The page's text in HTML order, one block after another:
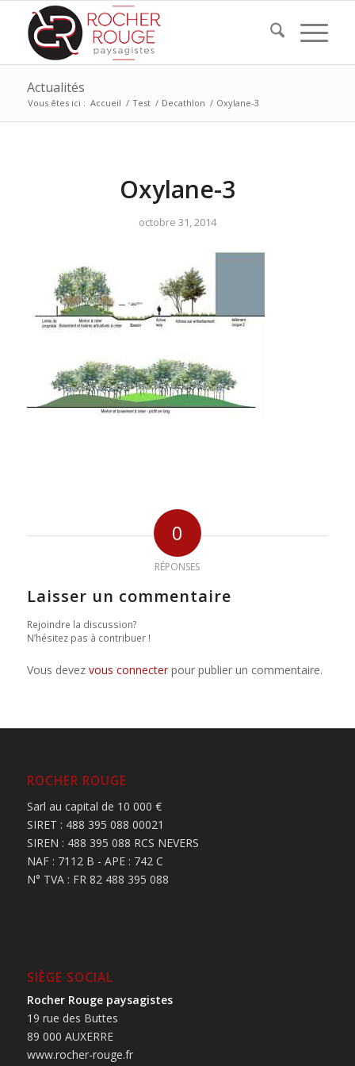
Actualités
Vous êtes ici : Accueil / Test / Decathlon / Oxylane-3
Oxylane-3
octobre 31, 2014
0
RÉPONSES
Laisser un commentaire
Rejoindre la discussion?
N’hésitez pas à contribuer !
Vous devez vous connecterpour publier un commentaire.
ROCHER ROUGE
Sarl au capital de 10 000 €
SIRET : 488 395 088 00021
SIREN : 488 395 088 RCS NEVERS
NAF : 7112 B - APE : 742 C
N° TVA : FR 82 488 395 088
SIÈGE SOCIAL
Rocher Rouge paysagistes
19 rue des Buttes
89 000 AUXERRE
www.rocher-rouge.fr